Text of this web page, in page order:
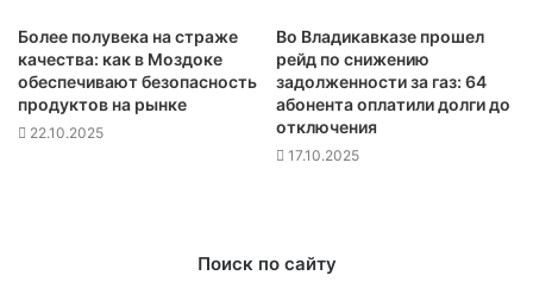
Более полувека на страже
качества: как в Моздоке
обеспечивают безопасность
продуктов на рынке
22.10.2025
Во Владикавказе прошел
рейд по снижению
задолженности за газ: 64
абонента оплатили долги до
отключения
17.10.2025
Поиск по сайту